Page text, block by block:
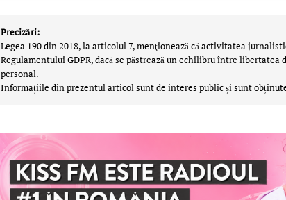
Precizări:
Legea 190 din 2018, la articolul 7, menţionează că activitatea
Regulamentului GDPR, dacă se păstrează un echilibru între
personal.
Informațiile din prezentul articol sunt de interes public și sunt